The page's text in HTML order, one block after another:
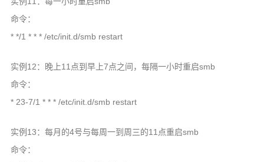
命令：
* */1 * * * /etc/init.d/smb restart
实例12：晚上11点到早上7点之间，每隔一小时重启smb
命令：
* 23-7/1 * * * /etc/init.d/smb restart
实例13：每月的4号与每周一到周三的11点重启smb
命令：